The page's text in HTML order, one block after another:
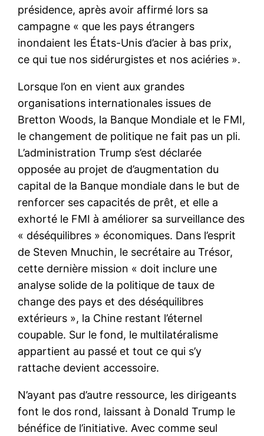
présidence, après avoir affirmé lors sa
campagne « que les pays étrangers
inondaient les États-Unis d’acier à bas prix,
ce qui tue nos sidérurgistes et nos aciéries ».
Lorsque l’on en vient aux grandes
organisations internationales issues de
Bretton Woods, la Banque Mondiale et le FMI,
le changement de politique ne fait pas un pli.
L’administration Trump s’est déclarée
opposée au projet de d’augmentation du
capital de la Banque mondiale dans le but de
renforcer ses capacités de prêt, et elle a
exhorté le FMI à améliorer sa surveillance des
« déséquilibres » économiques. Dans l’esprit
de Steven Mnuchin, le secrétaire au Trésor,
cette dernière mission « doit inclure une
analyse solide de la politique de taux de
change des pays et des déséquilibres
extérieurs », la Chine restant l’éternel
coupable. Sur le fond, le multilatéralisme
appartient au passé et tout ce qui s’y
rattache devient accessoire.
N’ayant pas d’autre ressource, les dirigeants
font le dos rond, laissant à Donald Trump le
bénéfice de l’initiative. Avec comme seul